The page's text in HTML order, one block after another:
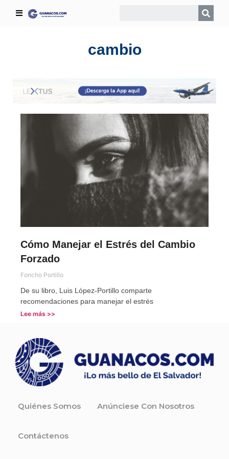
cambio
Cómo Manejar el Estrés del Cambio
Forzado
Foncho Portillo
De su libro, Luis López-Portillo comparte
recomendaciones para manejar el estrés
Lee más >>
Quiénes Somos Anúnciese Con Nosotros
Contáctenos